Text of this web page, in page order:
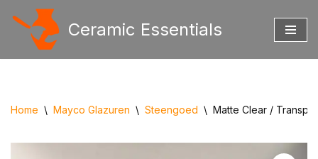
Ceramic Essentials
Home \ Mayco Glazuren \ Steengoed \ Matte Clear /